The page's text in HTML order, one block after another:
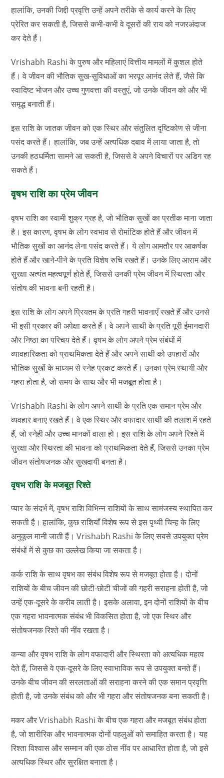
हालांकि, उनकी जिद्दी प्रवृत्ति उन्हें अपने तरीके से कार्य करने के लिए
प्रेरित कर सकती है, जिससे कभी-कभी वे दूसरों की राय को नजरअंदाज
कर देते हैं।
Vrishabh Rashi के पुरुष और महिलाएं वित्तीय मामलों में कुशल होते
हैं। वे जीवन की भौतिक सुख-सुविधाओं का भरपूर आनंद लेते हैं, जैसे कि
स्वादिष्ट भोजन और उच्च गुणवत्ता की वस्तुएं, जो उनके जीवन को और भी
समृद्ध बनाती हैं।
इस राशि के जातक जीवन को एक स्थिर और संतुलित दृष्टिकोण से जीना
पसंद करते हैं। हालांकि, जब उन्हें अत्यधिक दबाव में लाया जाता है, तो
उनकी हठधर्मिता सामने आ सकती है, जिससे वे अपने विचारों पर अडिग रह
सकते हैं।
वृषभ राशि का प्रेम जीवन
वृषभ राशि का स्वामी शुक्र ग्रह है, जो भौतिक सुखों का प्रतीक माना जाता
है। इस कारण, वृषभ के लोग स्वभाव से रोमांटिक होते हैं और जीवन में
भौतिक सुखों का आनंद लेना पसंद करते हैं। ये लोग आमतौर पर आकर्षक
होते हैं और खाने-पीने के प्रति विशेष रुचि रखते हैं। उनके लिए आराम और
सुरक्षा अत्यंत महत्वपूर्ण होते हैं, जिससे उनकी प्रेम जीवन में स्थिरता और
संतोष की भावना बनी रहती है।
इस राशि के लोग अपने प्रियतम के प्रति गहरी भावनाएँ रखते हैं और उनसे
भी इसी प्रकार की अपेक्षा करते हैं। वे अपने साथी के प्रति पूरी ईमानदारी
और निष्ठा का परिचय देते हैं। वृषभ के लोग अपने प्रेम संबंधों में
व्यावहारिकता को प्राथमिकता देते हैं और अपने साथी को उपहारों और
भौतिक सुखों के माध्यम से स्नेह प्रकट करते हैं। उनका प्रेम स्थायी और
गहरा होता है, जो समय के साथ और भी मजबूत होता है।
Vrishabh Rashi के लोग अपने साथी के प्रति एक समान प्रेम और
व्यवहार बनाए रखते हैं। वे एक स्थिर और वफादार साथी की तलाश में रहते
हैं, जो स्नेही और उच्च मानकों वाला हो। इस राशि के लोग अपने रिश्ते में
सुरक्षा और स्थिरता की भावना को प्राथमिकता देते हैं, जिससे उनका प्रेम
जीवन संतोषजनक और सुखदायी बनता है।
वृषभ राशि के मजबूत रिश्ते
प्यार के संदर्भ में, वृषभ राशि विभिन्न राशियों के साथ सामंजस्य स्थापित कर
सकती है। हालांकि, कुछ राशियाँ विशेष रूप से इस पृथ्वी चिन्ह के लिए
अनुकूल मानी जाती हैं। Vrishabh Rashi के लिए सबसे उपयुक्त प्रेम
संबंधों में से कुछ का उल्लेख किया जा सकता है।
कर्क राशि के साथ वृषभ का संबंध विशेष रूप से मजबूत होता है। दोनों
राशियों के बीच जीवन की छोटी-छोटी चीजों की गहरी सराहना होती है, जो
उन्हें एक-दूसरे के करीब लाती है। इसके अलावा, इन दोनों राशियों के बीच
एक गहरा भावनात्मक संबंध भी विकसित होता है, जो एक स्थिर और
संतोषजनक रिश्ते की नींव रखता है।
कन्या और वृषभ राशि के लोग वफादारी और स्थिरता को अत्यधिक महत्व
देते हैं, जिससे वे एक-दूसरे के लिए स्वाभाविक रूप से उपयुक्त बनते हैं।
उनके बीच जीवन की सरलताओं की सराहना करने की एक समान प्रवृत्ति
होती है, जो उनके संबंध को और भी गहरा और संतोषजनक बना सकती है।
मकर और Vrishabh Rashi के बीच एक गहरा और मजबूत संबंध होता
है, जो शारीरिक और भावनात्मक दोनों पहलुओं को समाहित करता है। यह
रिश्ता विश्वास और सम्मान की एक ठोस नींव पर आधारित होता है, जो इसे
अत्यधिक स्थिर और सुरक्षित बनाता है।